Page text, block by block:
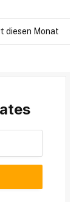
diesen Monat